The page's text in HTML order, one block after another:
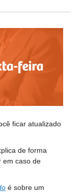
ficar atualizado
de forma
em caso de
é sobre um